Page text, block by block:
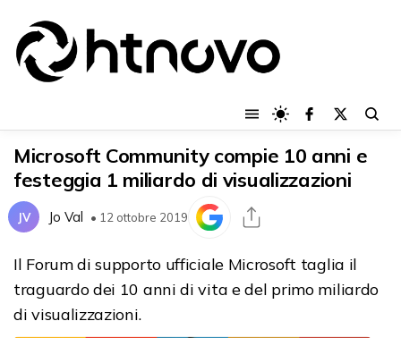
Microsoft Community compie 10 anni e
festeggia 1 miliardo di visualizzazioni
JV Jo Val • 12 ottobre 2019
Il Forum di supporto ufficiale Microsoft taglia il
traguardo dei 10 anni di vita e del primo miliardo
di visualizzazioni.